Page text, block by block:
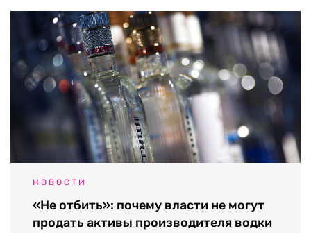
НОВОСТИ
«Не отбить»: почему власти не могут
продать активы производителя водки